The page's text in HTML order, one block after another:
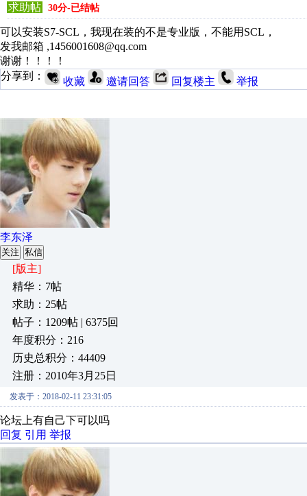
求助帖 30分-已结帖
可以安装S7-SCL，我现在装的不是专业版，不能用SCL，
发我邮箱 ,1456001608@qq.com
谢谢！！！！
分享到：
收藏 邀请回答 回复楼主 举报
李东泽
关注 私信
[版主]
精华：7帖
求助：25帖
帖子：1209帖 | 6375回
年度积分：216
历史总积分：44409
注册：2010年3月25日
发表于：2018-02-11 23:31:05
论坛上有自己下可以吗
回复 引用 举报